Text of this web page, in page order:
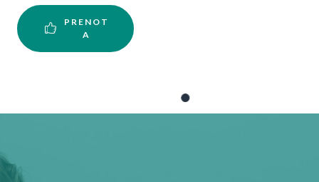
PRENOT
A